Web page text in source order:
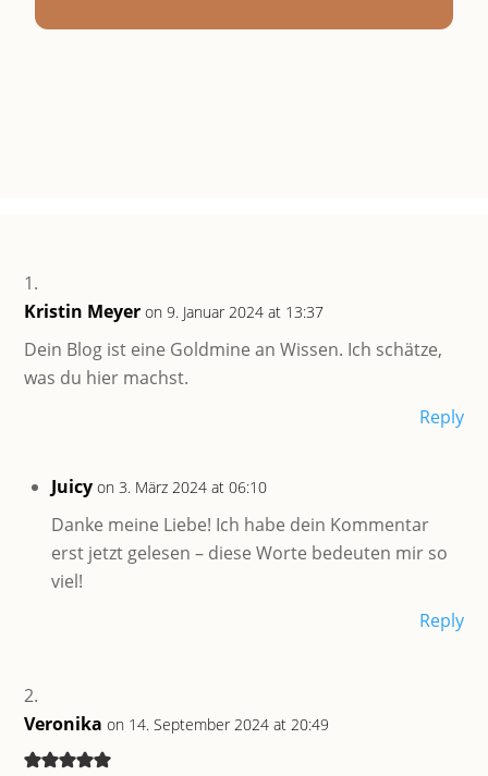
Kristin Meyer on 9. Januar 2024 at 13:37
Dein Blog ist eine Goldmine an Wissen. Ich schätze,
was du hier machst.
Reply
Juicy on 3. März 2024 at 06:10
Danke meine Liebe! Ich habe dein Kommentar
erst jetzt gelesen – diese Worte bedeuten mir so
viel!
Reply
Veronika on 14. September 2024 at 20:49